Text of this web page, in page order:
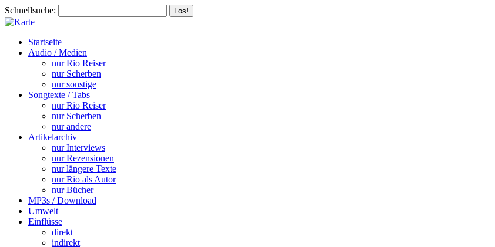
Schnellsuche:
Startseite
Audio / Medien
nur Rio Reiser
nur Scherben
nur sonstige
Songtexte / Tabs
nur Rio Reiser
nur Scherben
nur andere
Artikelarchiv
nur Interviews
nur Rezensionen
nur längere Texte
nur Rio als Autor
nur Bücher
MP3s / Download
Umwelt
Einflüsse
direkt
indirekt